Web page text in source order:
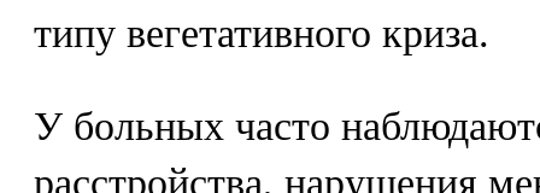
типу вегетативного криза.
У больных часто
расстройства, нарушения